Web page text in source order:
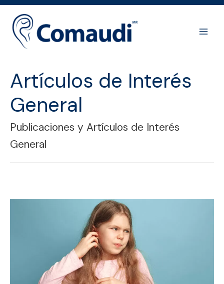
Ir
contenido
Artículos de Interés
General
Publicaciones y Artículos de Interés
General